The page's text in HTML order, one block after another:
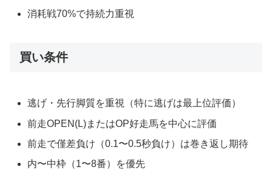
消耗戦70%で持続力重視
買い条件
逃げ・先行脚質を重視（特に逃げは最上位評価）
前走OPEN(L)またはOP好走馬を中心に評価
前走で僅差負け（0.1〜0.5秒負け）は巻き返し期待
内〜中枠（1〜8番）を優先